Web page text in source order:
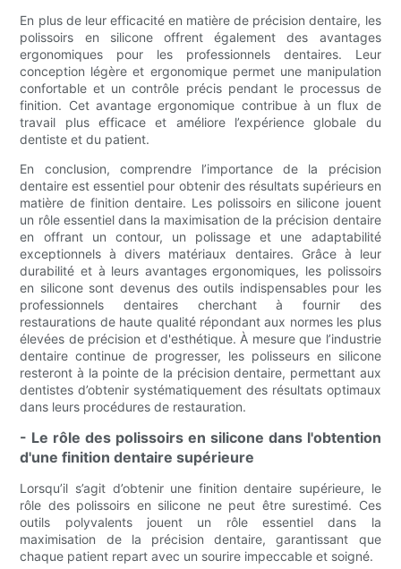
En plus de leur efficacité en matière de précision dentaire, les
polissoirs en silicone offrent également des avantages
ergonomiques pour les professionnels dentaires. Leur
conception légère et ergonomique permet une manipulation
confortable et un contrôle précis pendant le processus de
finition. Cet avantage ergonomique contribue à un flux de
travail plus efficace et améliore l’expérience globale du
dentiste et du patient.
En conclusion, comprendre l’importance de la précision
dentaire est essentiel pour obtenir des résultats supérieurs en
matière de finition dentaire. Les polissoirs en silicone jouent
un rôle essentiel dans la maximisation de la précision dentaire
en offrant un contour, un polissage et une adaptabilité
exceptionnels à divers matériaux dentaires. Grâce à leur
durabilité et à leurs avantages ergonomiques, les polissoirs
en silicone sont devenus des outils indispensables pour les
professionnels dentaires cherchant à fournir des
restaurations de haute qualité répondant aux normes les plus
élevées de précision et d'esthétique. À mesure que l’industrie
dentaire continue de progresser, les polisseurs en silicone
resteront à la pointe de la précision dentaire, permettant aux
dentistes d’obtenir systématiquement des résultats optimaux
dans leurs procédures de restauration.
- Le rôle des polissoirs en silicone dans l'obtention
d'une finition dentaire supérieure
Lorsqu’il s’agit d’obtenir une finition dentaire supérieure, le
rôle des polissoirs en silicone ne peut être surestimé. Ces
outils polyvalents jouent un rôle essentiel dans la
maximisation de la précision dentaire, garantissant que
chaque patient repart avec un sourire impeccable et soigné.